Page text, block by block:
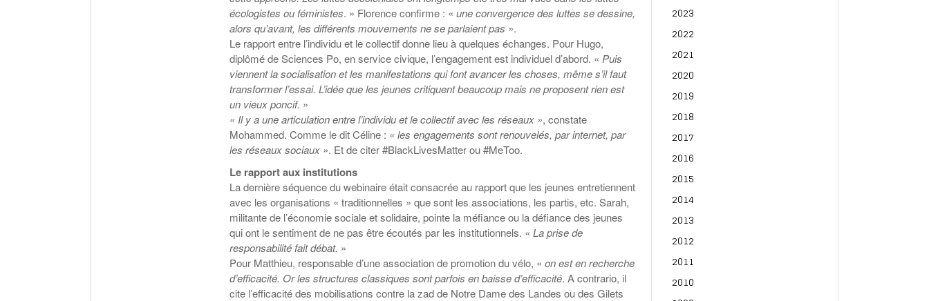
écologistes ou féministes. » Florence confirme : « une convergence des luttes se dessine,
alors qu’avant, les différents mouvements ne se parlaient pas ».
Le rapport entre l’individu et le collectif donne lieu à quelques échanges. Pour Hugo,
diplômé de Sciences Po, en service civique, l’engagement est individuel d’abord. « Puis
viennent la socialisation et les manifestations qui font avancer les choses, même s’il faut
transformer l’essai. L’idée que les jeunes critiquent beaucoup mais ne proposent rien est
un vieux poncif. »
« Il y a une articulation entre l’individu et le collectif avec les réseaux », constate
Mohammed. Comme le dit Céline : « les engagements sont renouvelés, par internet, par
les réseaux sociaux ». Et de citer #BlackLivesMatter ou #MeToo.
Le rapport aux institutions
La dernière séquence du webinaire était consacrée au rapport que les jeunes entretiennent
avec les organisations « traditionnelles » que sont les associations, les partis, etc. Sarah,
militante de l’économie sociale et solidaire, pointe la méfiance ou la défiance des jeunes
qui ont le sentiment de ne pas être écoutés par les institutionnels. « La prise de
responsabilité fait débat. »
Pour Matthieu, responsable d’une association de promotion du vélo, « on est en recherche
d’efficacité. Or les structures classiques sont parfois en baisse d’efficacité. A contrario, il
cite l’efficacité des mobilisations contre la zad de Notre Dame des Landes ou des Gilets
2023
2022
2021
2020
2019
2018
2017
2016
2015
2014
2013
2012
2011
2010